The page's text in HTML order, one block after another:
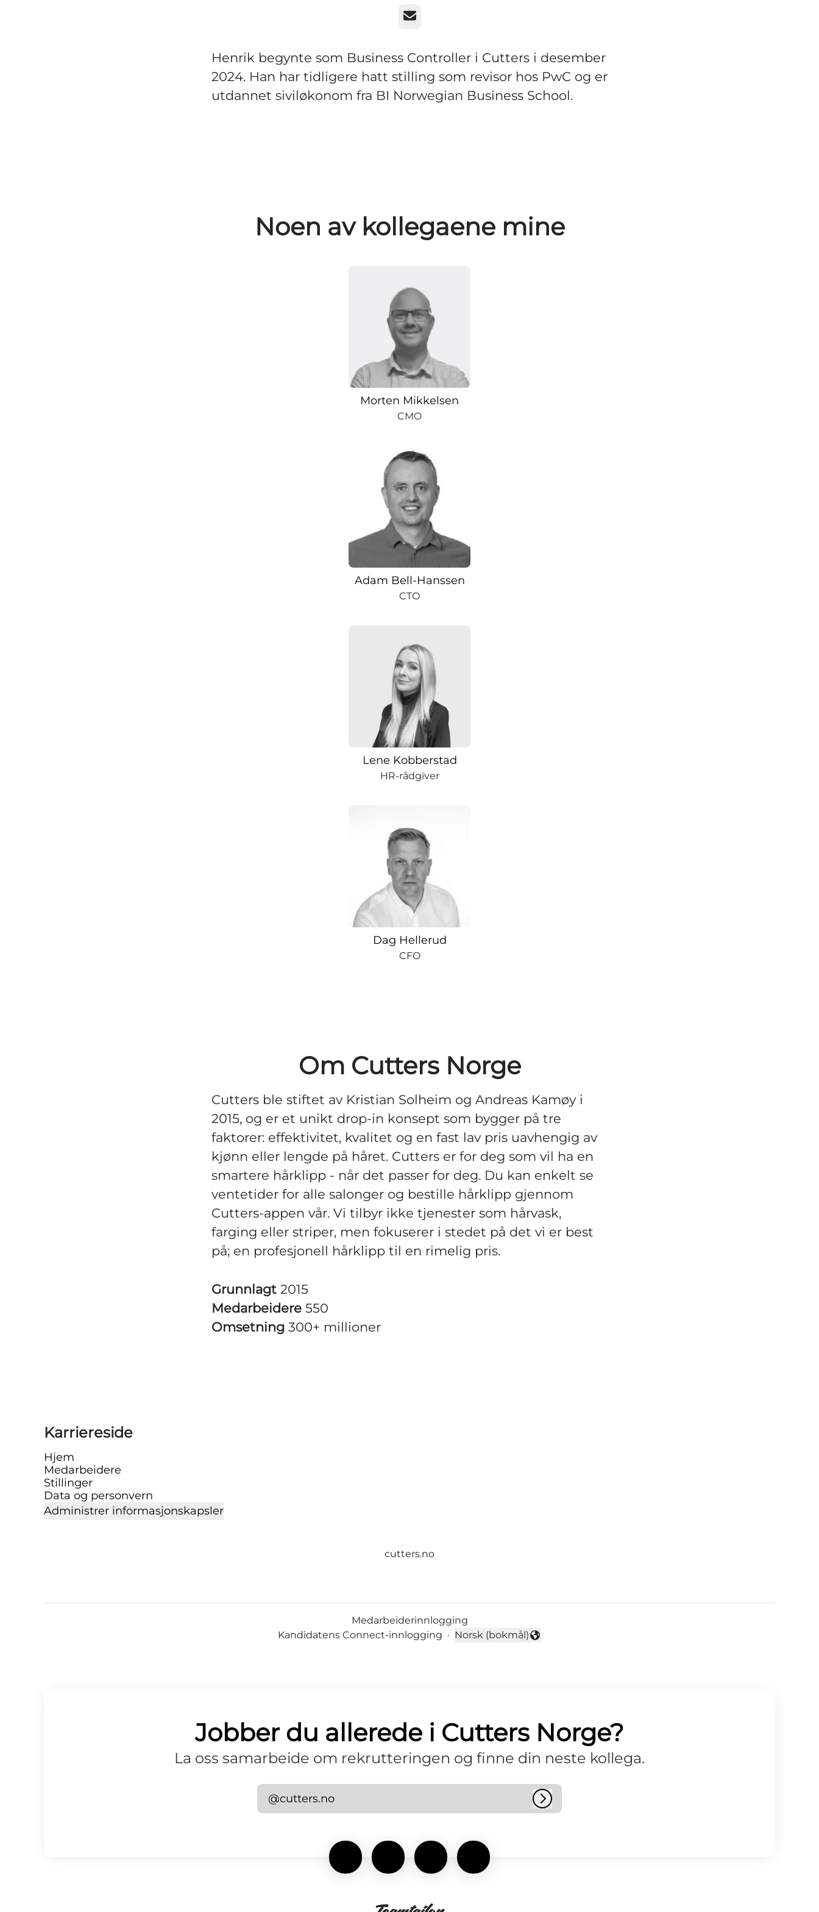
E-post
Henrik begynte som Business Controller i Cutters i desember
2024. Han har tidligere hatt stilling som revisor hos PwC og er
utdannet siviløkonom fra BI Norwegian Business School.
Noen av kollegaene mine
Morten Mikkelsen
CMO
Adam Bell-Hanssen
CTO
Lene Kobberstad
HR-rådgiver
Dag Hellerud
CFO
Om Cutters Norge
Cutters ble stiftet av Kristian Solheim og Andreas Kamøy i
2015, og er et unikt drop-in konsept som bygger på tre
faktorer: effektivitet, kvalitet og en fast lav pris uavhengig av
kjønn eller lengde på håret. Cutters er for deg som vil ha en
smartere hårklipp - når det passer for deg. Du kan enkelt se
ventetider for alle salonger og bestille hårklipp gjennom
Cutters-appen vår. Vi tilbyr ikke tjenester som hårvask,
farging eller striper, men fokuserer i stedet på det vi er best
på; en profesjonell hårklipp til en rimelig pris.
Grunnlagt 2015
Medarbeidere 550
Omsetning 300+ millioner
Karriereside
Hjem
Medarbeidere
Stillinger
Data og personvern
Administrer informasjonskapsler
cutters.no
Medarbeiderinnlogging
Kandidatens Connect-innlogging ·
Endre språk
Norsk (bokmål)
Jobber du allerede i Cutters Norge?
La oss samarbeide om rekrutteringen og finne din neste kollega.
@cutters.no Logg inn